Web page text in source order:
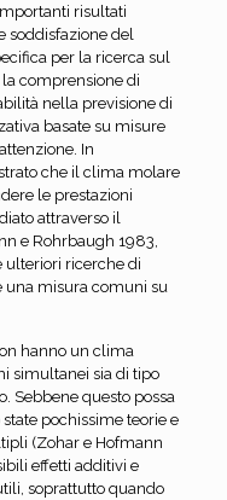
risultati
soddisfazione del
per la ricerca sul
comprensione di
nella previsione di
basate su misure
In
che il clima molare
le prestazioni
attraverso il
e Rohrbaugh 1983,
ulteriori ricerche di
una misura comuni su
hanno un clima
simultanei sia di tipo
Sebbene questo possa
pochissime teorie e
(Zohar e Hofmann
effetti additivi e
soprattutto quando